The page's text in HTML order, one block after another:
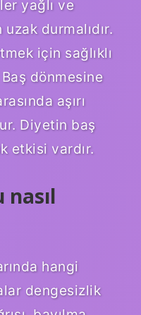
yağlı ve
durmalıdır.
için sağlıklı
dönmesine
aşırı
Diyetin baş
etkisi vardır.
hangi
dengesizlik